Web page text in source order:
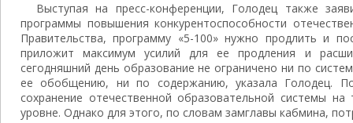
Выступая на пресс-конференции, Голодец также
программы повышения конкурентоспособности
Правительства, программу «5-100» нужно продлить и
приложит максимум усилий для ее продления и
сегодняшний день образование не ограничено ни по
ее обобщению, ни по содержанию, указала Голодец.
сохранение отечественной образовательной системы
уровне. Однако для этого, по словам замглавы кабмина,